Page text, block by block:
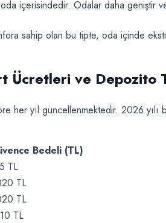
içerisindedir. Odalar daha geniştir
sahip olan bu tipte, oda içinde
ve Depozito
her yıl güncellenmektedir. 2026 yılı
Bedeli (TL)
TL
TL
TL
TL